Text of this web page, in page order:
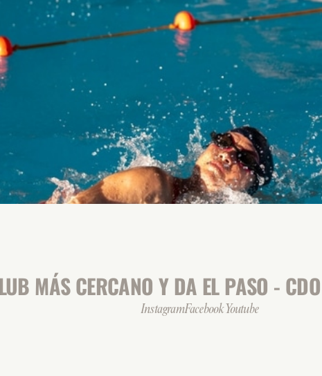
MÁS CERCANO Y DA EL PASO -
InstagramFacebookYoutube